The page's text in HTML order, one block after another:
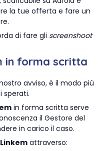
la tue offerta e fare un
di fare gli screenshoot
in forma scritta
avviso, è il modo più
sperati.
in forma scritta serve
il Gestore del
in carico il caso.
attraverso: